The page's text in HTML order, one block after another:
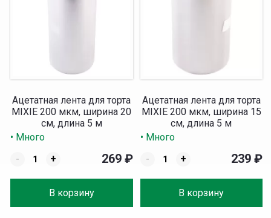
Ацетатная лента для торта
MIXIE 200 мкм, ширина 20
см, длина 5 м
• Много
-
+
В корзину
269 ₽
Ацетатная лента для торта
MIXIE 200 мкм, ширина 15
см, длина 5 м
• Много
-
+
В корзину
239 ₽